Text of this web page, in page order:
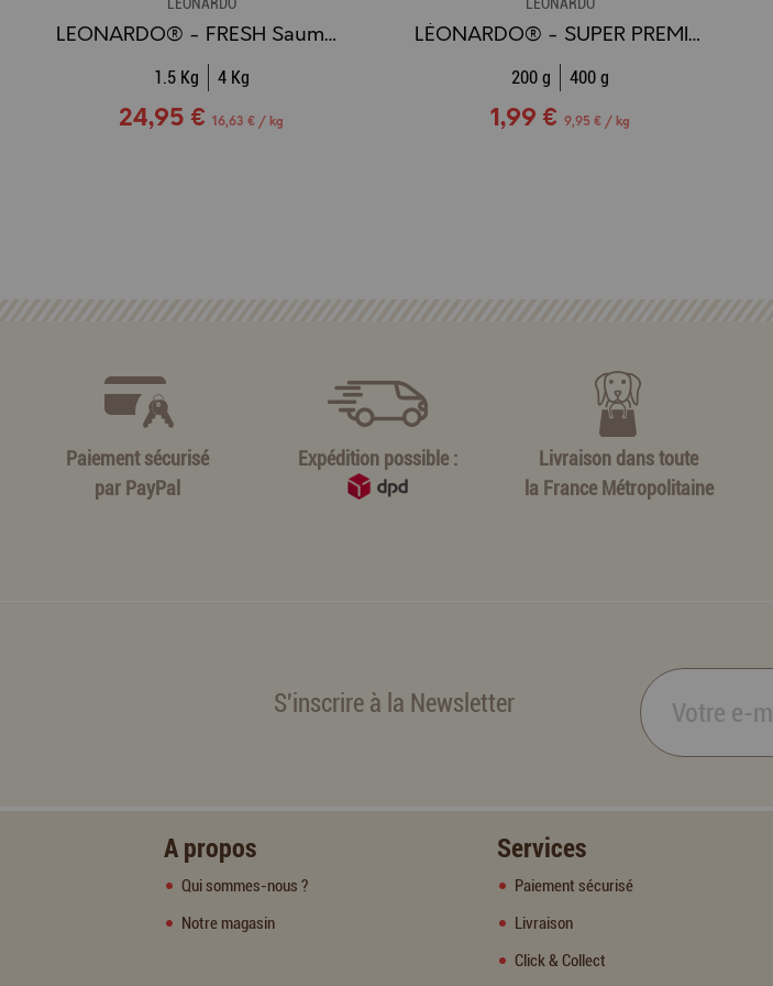
LEONARDO® - FRESH Saumon & Poulet
1.5 Kg 4 Kg
24,95 € 16,63 € / kg
LÉONARDO® - SUPER PREMIUM QUALITY riche en Poisson de la Mer
200 g 400 g
1,99 € 9,95 € / kg
Paiement sécurisé
par PayPal
Expédition possible :
Livraison dans toute
la France Métropolitaine
S'inscrire à la Newsletter
A propos
Qui sommes-nous ?
Notre magasin
Services
Paiement sécurisé
Livraison
Click & Collect